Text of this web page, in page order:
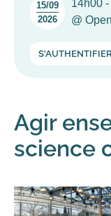
15/09
2026
14h00
@
Agir
science